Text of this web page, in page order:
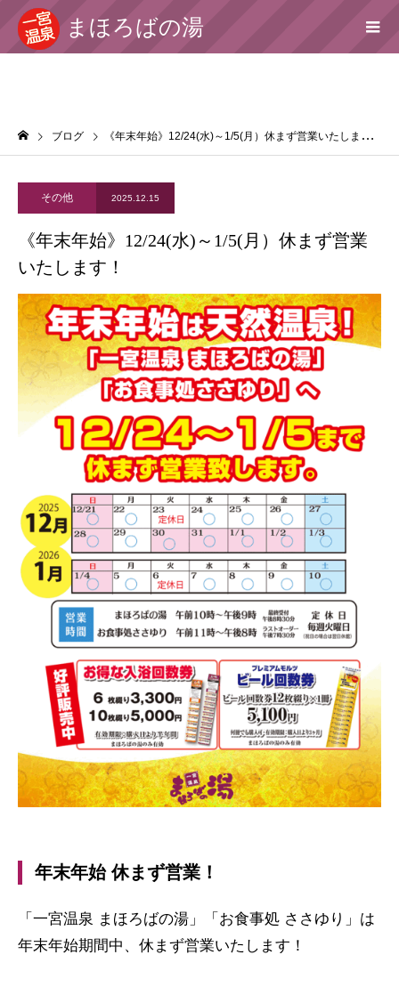
まほろばの湯
ブログ 《年末年始》12/24(水)～1/5(月）休まず営業いたします！
その他 2025.12.15
《年末年始》12/24(水)～1/5(月）休まず営業
いたします！
年末年始 休まず営業！
「一宮温泉 まほろばの湯」「お食事処 ささゆり」は
年末年始期間中、休まず営業いたします！